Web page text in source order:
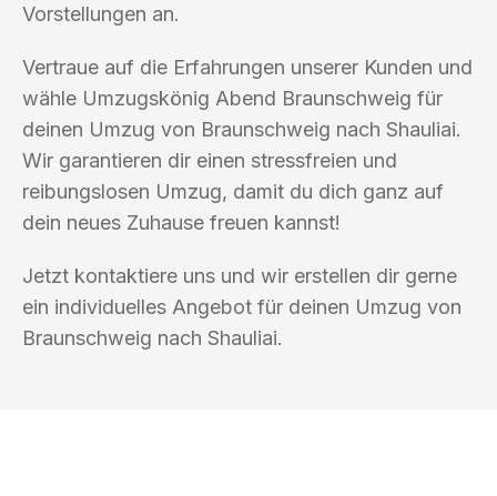
Vorstellungen an.
Vertraue auf die Erfahrungen unserer Kunden und
wähle Umzugskönig Abend Braunschweig für
deinen Umzug von Braunschweig nach Shauliai.
Wir garantieren dir einen stressfreien und
reibungslosen Umzug, damit du dich ganz auf
dein neues Zuhause freuen kannst!
Jetzt kontaktiere uns und wir erstellen dir gerne
ein individuelles Angebot für deinen Umzug von
Braunschweig nach Shauliai.